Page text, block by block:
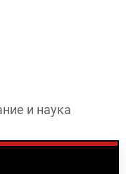
и наука